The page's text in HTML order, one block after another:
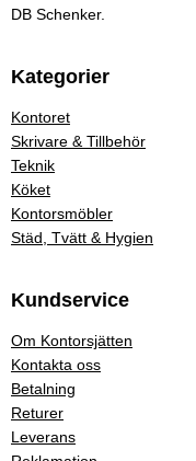
DB Schenker.
Kategorier
Kontoret
Skrivare & Tillbehör
Teknik
Köket
Kontorsmöbler
Städ, Tvätt & Hygien
Kundservice
Om Kontorsjätten
Kontakta oss
Betalning
Returer
Leverans